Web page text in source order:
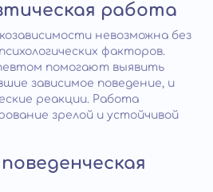
работа
невозможна без
факторов.
помогают выявить
зависимое поведение, и
реакции. Работа
зрелой и устойчивой